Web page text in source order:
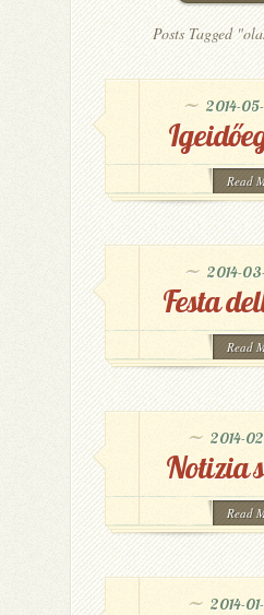
Posts Tagged
2014-
Read
2014-
Festa
Read
2014-
Notizia
Read
2014-